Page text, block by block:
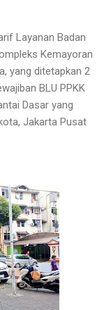
Layanan Badan
Kemayoran
yang ditetapkan 2
BLU PPKK
Dasar yang
Jakarta Pusat